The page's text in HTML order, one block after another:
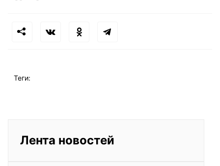
Теги:
Лента новостей